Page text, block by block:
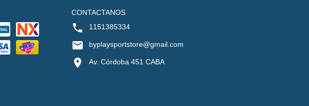
CONTACTANOS
1151385334
byplaysportstore@gmail.com
Av. Córdoba 451 CABA